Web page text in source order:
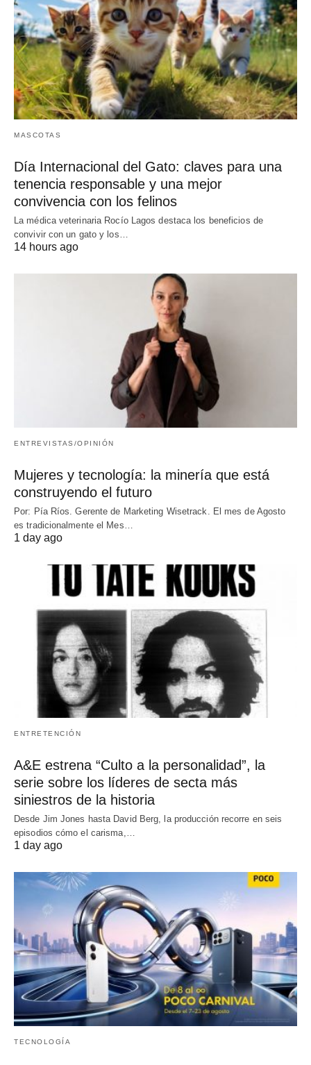
MASCOTAS
Día Internacional del Gato: claves para una
tenencia responsable y una mejor
convivencia con los felinos
La médica veterinaria Rocío Lagos destaca los beneficios de
convivir con un gato y los…
14 hours ago
ENTREVISTAS/OPINIÓN
Mujeres y tecnología: la minería que está
construyendo el futuro
Por: Pía Ríos. Gerente de Marketing Wisetrack. El mes de Agosto
es tradicionalmente el Mes…
1 day ago
ENTRETENCIÓN
A&E estrena “Culto a la personalidad”, la
serie sobre los líderes de secta más
siniestros de la historia
Desde Jim Jones hasta David Berg, la producción recorre en seis
episodios cómo el carisma,…
1 day ago
TECNOLOGÍA